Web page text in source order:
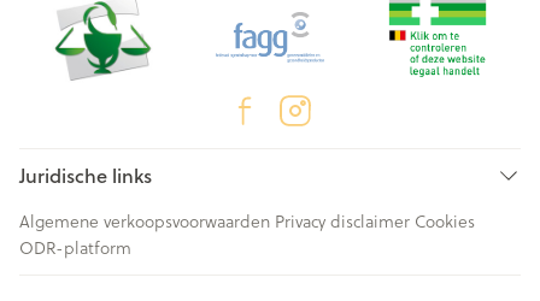
Juridische links
Algemene verkoopsvoorwaarden Privacy disclaimer Cookies
ODR-platform